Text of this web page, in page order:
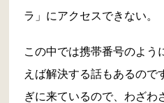
ラ」にアクセスできない。
この中では携帯番号のよう
えば解決する話もあるので
ぎに来ているので、わざわ